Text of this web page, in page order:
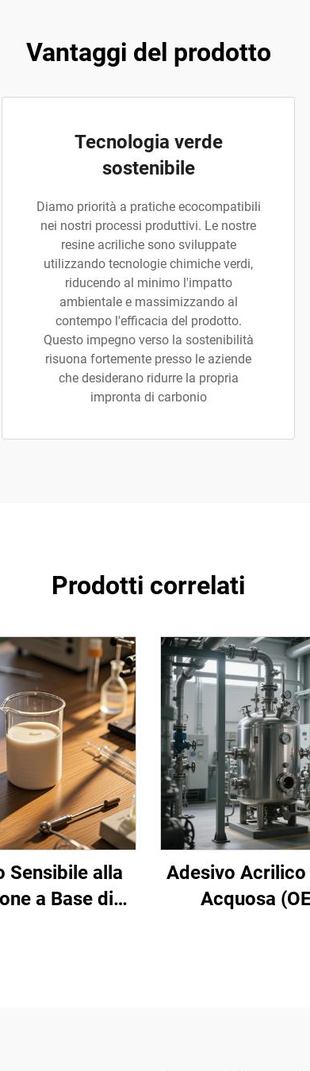
Vantaggi del prodotto
Tecnologia verde
sostenibile
Diamo priorità a pratiche ecocompatibili
nei nostri processi produttivi. Le nostre
resine acriliche sono sviluppate
utilizzando tecnologie chimiche verdi,
riducendo al minimo l'impatto
ambientale e massimizzando al
contempo l'efficacia del prodotto.
Questo impegno verso la sostenibilità
risuona fortemente presso le aziende
che desiderano ridurre la propria
impronta di carbonio
Prodotti correlati
Sensibile alla
a Base di
Adesivo Acrilico
Acquosa